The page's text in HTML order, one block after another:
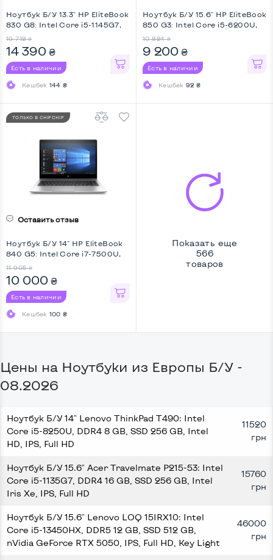
Ноутбук Б/У 13.3" HP EliteBook
830 G8: Intel Core i5-1145G7,
19 712 ₴
14 390 ₴
Есть в наличии
Кешбек 144 ₴
Ноутбук Б/У 15.6" HP EliteBook
850 G3: Intel Core i5-6200U,
10 824 ₴
9 200 ₴
Есть в наличии
Кешбек 92 ₴
ТОЛЬКО В CHIPCHIP
Оставить отзыв
Ноутбук Б/У 14" HP EliteBook
840 G5: Intel Core i7-7500U,
11 905 ₴
10 000 ₴
Есть в наличии
Кешбек 100 ₴
Показать еще
566
товаров
Цены на Ноутбуки из Европы Б/У -
08.2026
Ноутбук Б/У 14" Lenovo ThinkPad T490: Intel
Core i5-8250U, DDR4 8 GB, SSD 256 GB, Intel
HD, IPS, Full HD
11520
грн
Ноутбук Б/У 15.6" Acer Travelmate P215-53: Intel
Core i5-1135G7, DDR4 16 GB, SSD 256 GB, Intel
Iris Xe, IPS, Full HD
15760
грн
Ноутбук Б/У 15.6" Lenovo LOQ 15IRX10: Intel
Core i5-13450HX, DDR5 12 GB, SSD 512 GB,
nVidia GeForce RTX 5050, IPS, Full HD, Key Light
46000
грн